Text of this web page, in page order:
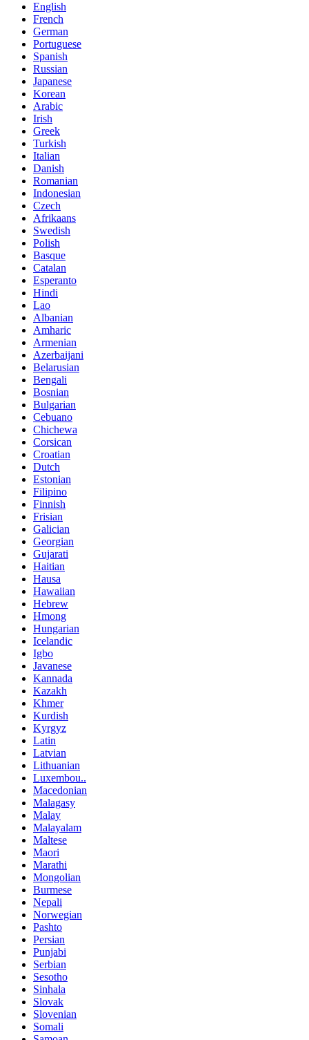
English
French
German
Portuguese
Spanish
Russian
Japanese
Korean
Arabic
Irish
Greek
Turkish
Italian
Danish
Romanian
Indonesian
Czech
Afrikaans
Swedish
Polish
Basque
Catalan
Esperanto
Hindi
Lao
Albanian
Amharic
Armenian
Azerbaijani
Belarusian
Bengali
Bosnian
Bulgarian
Cebuano
Chichewa
Corsican
Croatian
Dutch
Estonian
Filipino
Finnish
Frisian
Galician
Georgian
Gujarati
Haitian
Hausa
Hawaiian
Hebrew
Hmong
Hungarian
Icelandic
Igbo
Javanese
Kannada
Kazakh
Khmer
Kurdish
Kyrgyz
Latin
Latvian
Lithuanian
Luxembou..
Macedonian
Malagasy
Malay
Malayalam
Maltese
Maori
Marathi
Mongolian
Burmese
Nepali
Norwegian
Pashto
Persian
Punjabi
Serbian
Sesotho
Sinhala
Slovak
Slovenian
Somali